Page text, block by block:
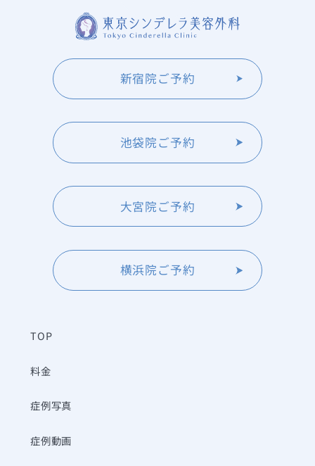
新宿院ご予約
池袋院ご予約
大宮院ご予約
横浜院ご予約
TOP
料金
症例写真
症例動画